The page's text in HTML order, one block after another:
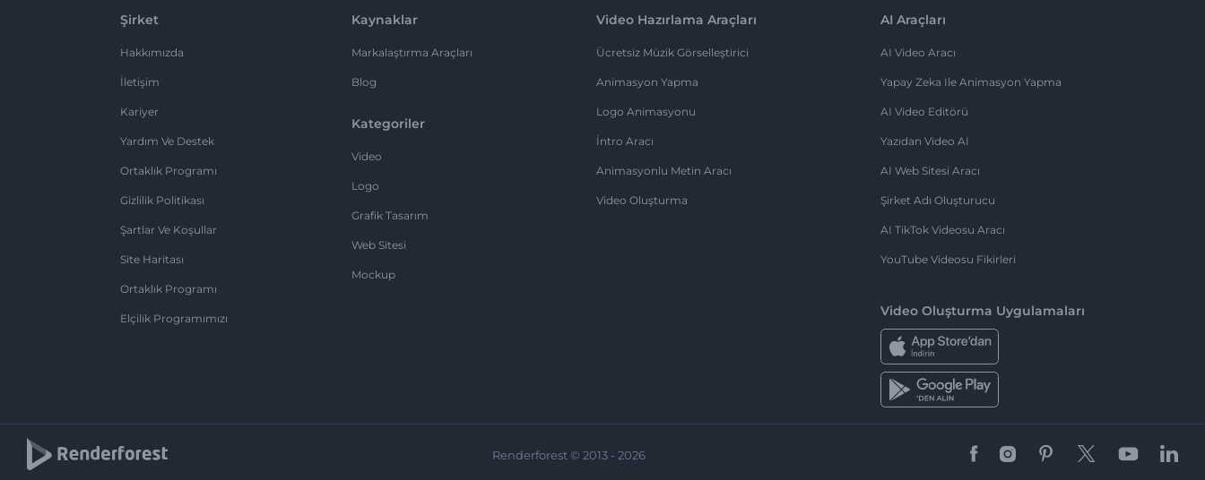
Şirket
Hakkımızda
İletişim
Kariyer
Yardım Ve Destek
Ortaklık Programı
Gizlilik Politikası
Şartlar Ve Koşullar
Site Haritası
Ortaklık Programı
Elçilik Programımızı
Kaynaklar
Markalaştırma Araçları
Blog
Kategoriler
Video
Logo
Grafik Tasarım
Web Sitesi
Mockup
Video Hazırlama Araçları
Ücretsiz Müzik Görselleştirici
Animasyon Yapma
Logo Animasyonu
İntro Aracı
Animasyonlu Metin Aracı
Video Oluşturma
AI Araçları
AI Video Aracı
Yapay Zeka Ile Animasyon Yapma
AI Video Editörü
Yazıdan Video AI
AI Web Sitesi Aracı
Şirket Adı Oluşturucu
AI TikTok Videosu Aracı
YouTube Videosu Fikirleri
Video Oluşturma Uygulamaları
Renderforest © 2013 - 2026